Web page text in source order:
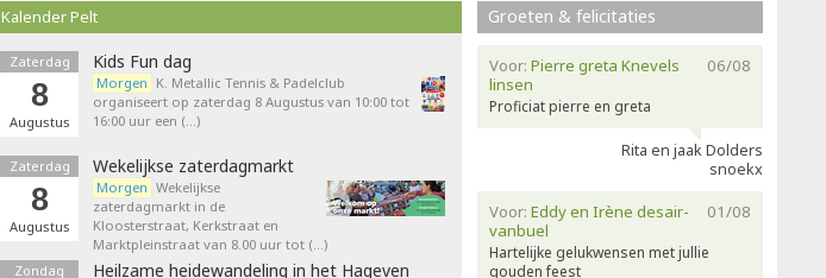
Kalender Pelt
Zaterdag
8
Augustus
Kids Fun dag
Morgen K. Metallic Tennis & Padelclub
organiseert op zaterdag 8 Augustus van 10:00 tot
16:00 uur een (…)
Zaterdag
8
Augustus
Wekelijkse zaterdagmarkt
Morgen Wekelijkse
zaterdagmarkt in de
Kloosterstraat, Kerkstraat en
Marktpleinstraat van 8.00 uur tot (…)
Zondag
Heilzame heidewandeling in het Hageven
Groeten & felicitaties
06/08
Voor: Pierre greta Knevels
linsen
Proficiat pierre en greta
Rita en jaak Dolders
snoekx
01/08
Voor: Eddy en Irène desair-
vanbuel
Hartelijke gelukwensen met jullie
gouden feest